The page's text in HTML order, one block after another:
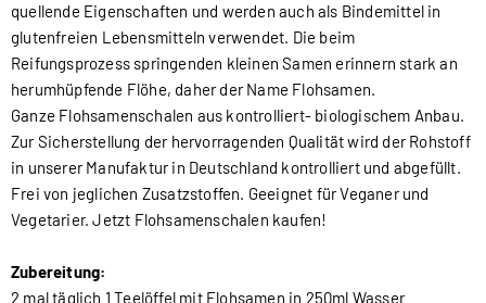
quellende Eigenschaften und werden auch als Bindemittel in
glutenfreien Lebensmitteln verwendet. Die beim
Reifungsprozess springenden kleinen Samen erinnern stark an
herumhüpfende Flöhe, daher der Name Flohsamen.
Ganze Flohsamenschalen aus kontrolliert- biologischem Anbau.
Zur Sicherstellung der hervorragenden Qualität wird der Rohstoff
in unserer Manufaktur in Deutschland kontrolliert und abgefüllt.
Frei von jeglichen Zusatzstoffen. Geeignet für Veganer und
Vegetarier. Jetzt Flohsamenschalen kaufen!
Zubereitung:
2 mal täglich 1 Teelöffel mit Flohsamen in 250ml Wasser